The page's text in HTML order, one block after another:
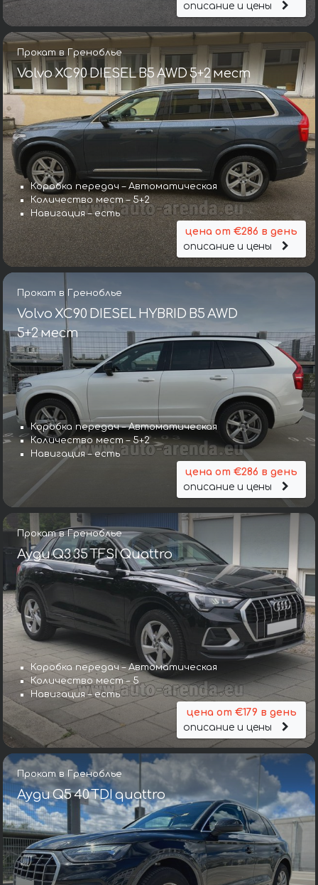
описание и цены
Прокат в Греноблье
Volvo XC90 DIESEL B5 AWD 5+2 мест
Коробка передач – Автоматическая
Количество мест – 5+2
Навигация – есть
цена от €286 в день
описание и цены
Прокат в Греноблье
Volvo XC90 DIESEL HYBRID B5 AWD
5+2 мест
Коробка передач – Автоматическая
Количество мест – 5+2
Навигация – есть
цена от €286 в день
описание и цены
Прокат в Греноблье
Ауди Q3 35 TFSI Quattro
Коробка передач – Автоматическая
Количество мест – 5
Навигация – есть
цена от €179 в день
описание и цены
Прокат в Греноблье
Ауди Q5 40 TDI quattro